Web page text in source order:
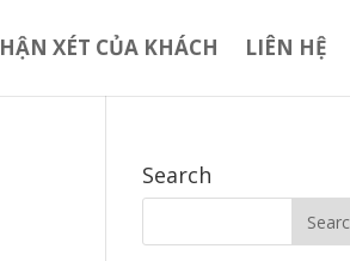
XÉT CỦA KHÁCH LIÊN HỆ
Search